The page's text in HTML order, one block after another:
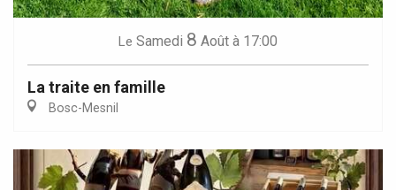
Le Samedi 8 Août à 17:00
La traite en famille
Bosc-Mesnil